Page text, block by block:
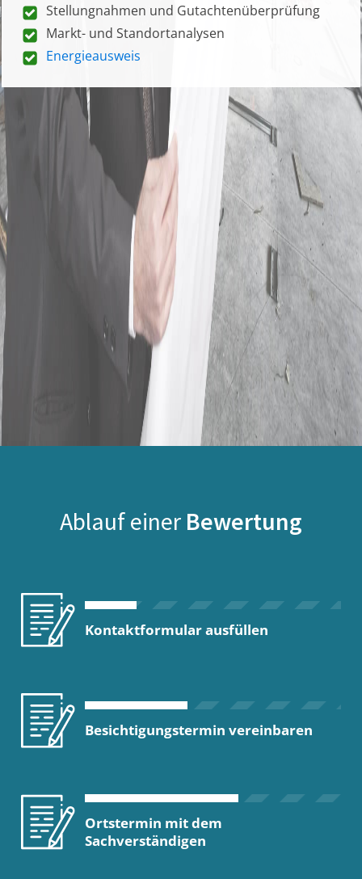
Stellungnahmen und Gutachtenüberprüfung
Markt- und Standortanalysen
Energieausweis
Ablauf einer Bewertung
Kontaktformular ausfüllen
Besichtigungstermin vereinbaren
Ortstermin mit dem
Sachverständigen